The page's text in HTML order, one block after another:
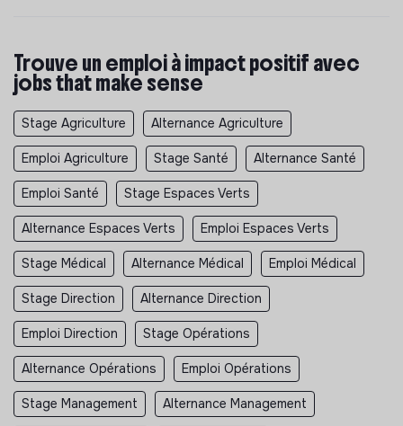
Trouve un emploi à impact positif avec
jobs that make sense
Stage Agriculture Alternance Agriculture
Emploi Agriculture Stage Santé Alternance Santé
Emploi Santé Stage Espaces Verts
Alternance Espaces Verts Emploi Espaces Verts
Stage Médical Alternance Médical Emploi Médical
Stage Direction Alternance Direction
Emploi Direction Stage Opérations
Alternance Opérations Emploi Opérations
Stage Management Alternance Management